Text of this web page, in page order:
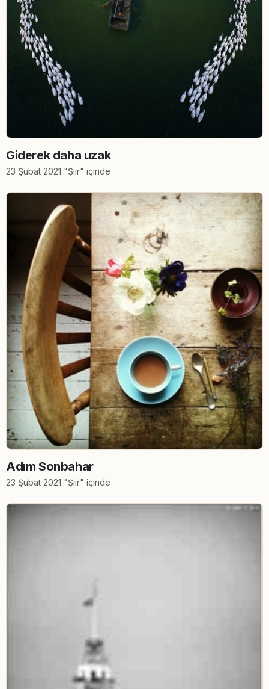
Giderek daha uzak
23 Şubat 2021 "Şiir" içinde
Adım Sonbahar
23 Şubat 2021 "Şiir" içinde